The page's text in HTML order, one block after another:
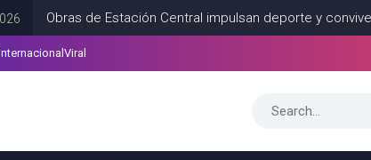
de Estación Central impulsan deporte y convivencia
Viral